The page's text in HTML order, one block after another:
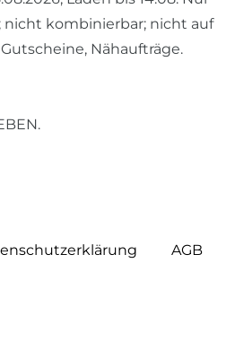
nicht kombinierbar; nicht auf
Nähaufträge.
AGB